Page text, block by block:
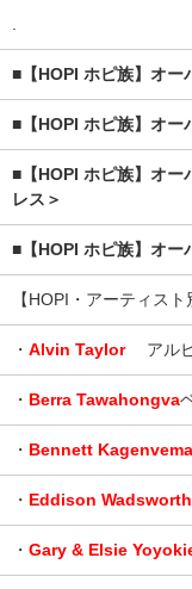
.
■【HOPI ホピ族】オー
■【HOPI ホピ族】オー
■【HOPI ホピ族】オー
レス＞
■【HOPI ホピ族】オー
【HOPI・アーティスト
・ Alvin Taylor アル
・ Berra Tawahongva
・ Bennett Kagenvema
・ Eddison Wadsworth
・ Gary & Elsie